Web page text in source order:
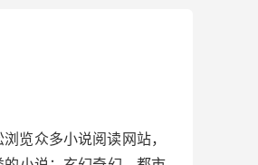
览众多小说阅读网站，